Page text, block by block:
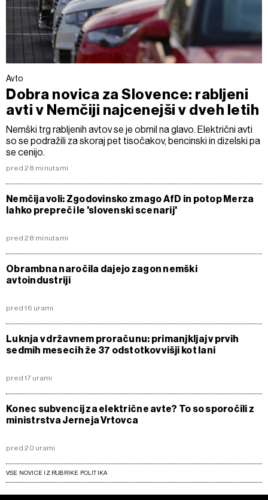
Avto
Dobra novica za Slovence: rabljeni
avti v Nemčiji najcenejši v dveh letih
Nemški trg rabljenih avtov se je obrnil na glavo. Električni avti
so se podražili za skoraj pet tisočakov, bencinski in dizelski pa
se cenijo.
pred 28 minutami
Nemčija voli: Zgodovinsko zmago AfD in potop Merza
lahko prepreči le 'slovenski scenarij'
pred 28 minutami
Obrambna naročila dajejo zagon nemški
avtoindustriji
pred 16 urami
Luknja v državnem proračunu: primanjkljaj v prvih
sedmih mesecih že 37 odstotkov višji kot lani
pred 17 urami
Konec subvencij za električne avte? To so sporočili z
ministrstva Jerneja Vrtovca
pred 20 urami
VSE NOVICE IZ RUBRIKE POLITIKA